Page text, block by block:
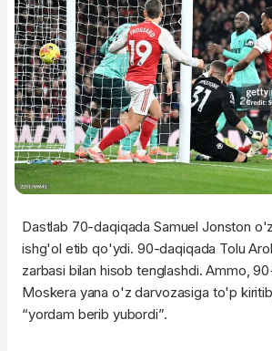
Dastlab 70-daqiqada Samuel Jonston
ishg'ol etib qo'ydi. 90-daqiqada Tolu
zarbasi bilan hisob tenglashdi. Ammo,
Moskera yana o'z darvozasiga to'p
“yordam berib yubordi”.